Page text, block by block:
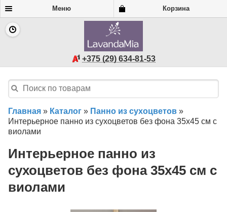
Меню Корзина
+375 (29) 634-81-53
Главная » Каталог » Панно из сухоцветов »
Интерьерное панно из сухоцветов без фона 35х45 см с
виолами
Интерьерное панно из
сухоцветов без фона 35х45 см с
виолами